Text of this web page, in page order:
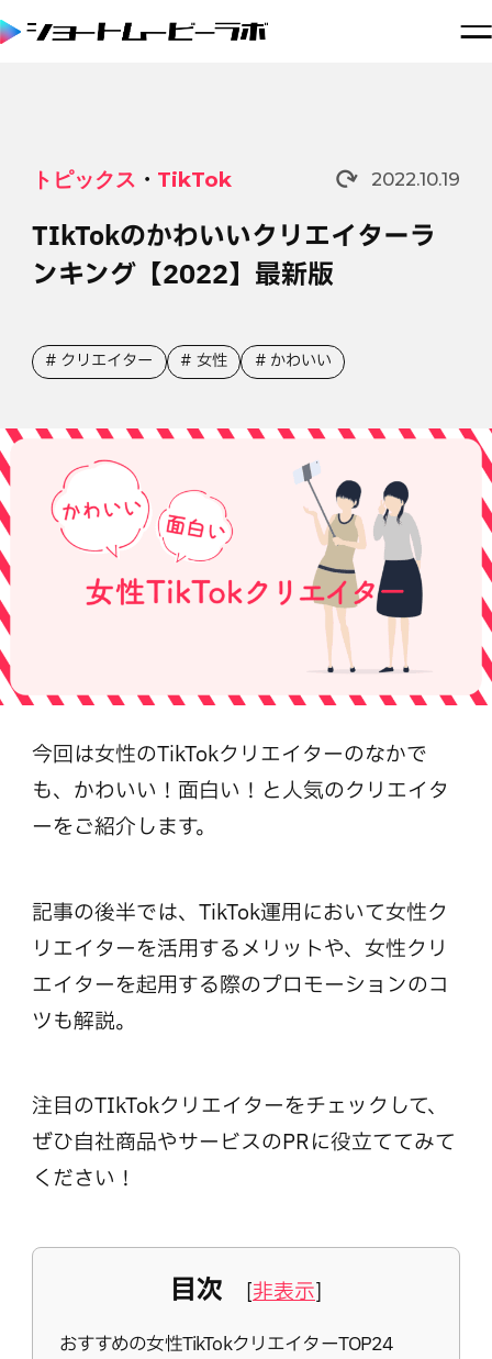
トピックス ・ TikTok 2022.10.19
TIkTokのかわいいクリエイターラ
ンキング【2022】最新版
クリエイター 女性 かわいい
今回は女性のTikTokクリエイターのなかで
も、かわいい！面白い！と人気のクリエイタ
ーをご紹介します。
記事の後半では、TikTok運用において女性ク
リエイターを活用するメリットや、女性クリ
エイターを起用する際のプロモーションのコ
ツも解説。
注目のTIkTokクリエイターをチェックして、
ぜひ自社商品やサービスのPRに役立ててみて
ください！
目次 [非表示]
おすすめの女性TikTokクリエイターTOP24